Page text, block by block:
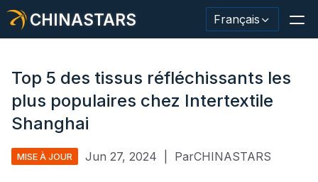
CHINASTARS Français
Matériau/ruban réfléchissant
Tissu réfléchissant de mode
Top 5 des tissus réfléchissants les
plus populaires chez Intertextile
Shanghai
MISE À JOUR Jun 27, 2024 ParCHINASTARS